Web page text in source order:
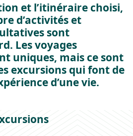
et l’itinéraire choisi,
d’activités et
sont
Les voyages
uniques, mais ce sont
excursions qui font de
d’une vie.